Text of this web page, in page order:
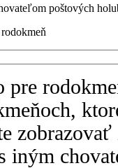
poštových
pre
zobrazovať
iným